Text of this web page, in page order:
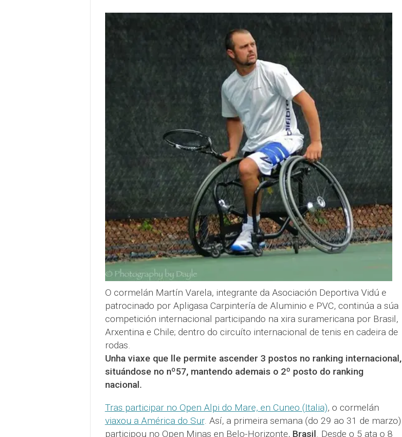
O cormelán Martín Varela, integrante da Asociación Deportiva Vidú e
patrocinado por Apligasa Carpintería de Aluminio e PVC, continúa a súa
competición internacional participando na xira suramericana por Brasil,
Arxentina e Chile; dentro do circuíto internacional de tenis en cadeira de
rodas.
Unha viaxe que lle permite ascender 3 postos no ranking internacional,
situándose no nº57, mantendo ademais o 2º posto do ranking
nacional.
Tras participar no Open Alpi do Mare, en Cuneo (Italia), o cormelán
viaxou a América do Sur. Así, a primeira semana (do 29 ao 31 de marzo)
participou no Open Minas en Belo-Horizonte, Brasil. Desde o 5 ata o 8